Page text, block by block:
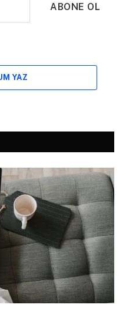
ABONE OL
YAZ